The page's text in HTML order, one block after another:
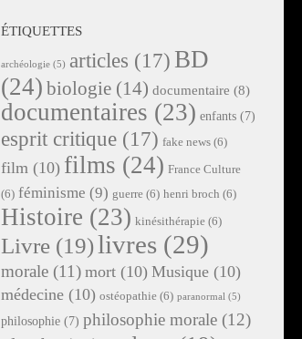
ÉTIQUETTES
archéologie (5) articles (17) BD
(24) biologie (14) documentaire (8)
documentaires (23) enfants (7)
esprit critique (17) fake news (6)
film (10) films (24) France Culture
(6) féminisme (9) guerre (6) henri broch (6)
Histoire (23) kinésithérapie (6)
Livre (19)livres (29)
morale (11) mort (10) Musique (10)
médecine (10) ostéopathie (6) paranormal (5)
philosophie (7) philosophie morale (12)